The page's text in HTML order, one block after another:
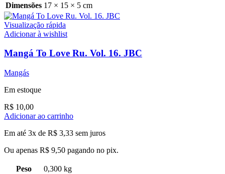
Dimensões 17 × 15 × 5 cm
Visualização rápida
Adicionar à wishlist
Mangá To Love Ru. Vol. 16. JBC
Mangás
Em estoque
R$ 10,00
Adicionar ao carrinho
Em até 3x de R$ 3,33 sem juros
Ou apenas R$ 9,50 pagando no pix.
Peso
0,300 kg